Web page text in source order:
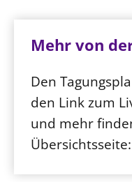
Mehr von
Den
den Link zum
und mehr
Übersichtsseite: